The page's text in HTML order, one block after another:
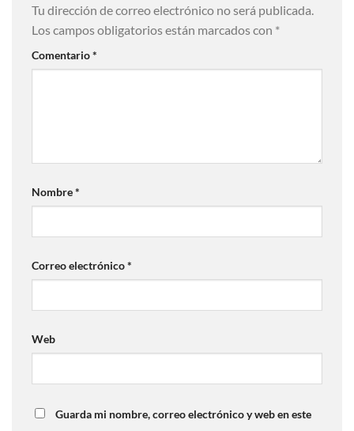
Tu dirección de correo electrónico no será publicada.
Los campos obligatorios están marcados con *
Comentario*
Nombre*
Correo electrónico*
Web
Guarda mi nombre, correo electrónico y web en este